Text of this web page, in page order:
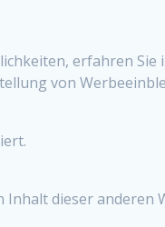
erfahren
von
dieser anderen